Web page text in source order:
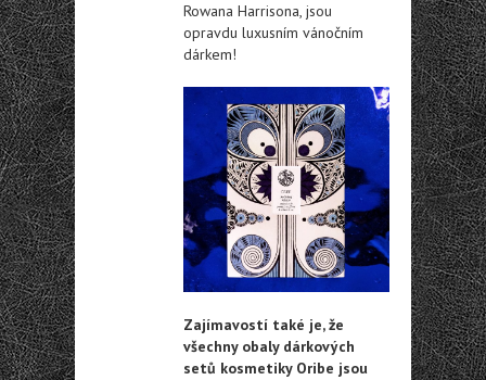
Rowana Harrisona, jsou
opravdu luxusním vánočním
dárkem!
Zajímavostí také je, že
všechny obaly dárkových
setů kosmetiky Oribe jsou